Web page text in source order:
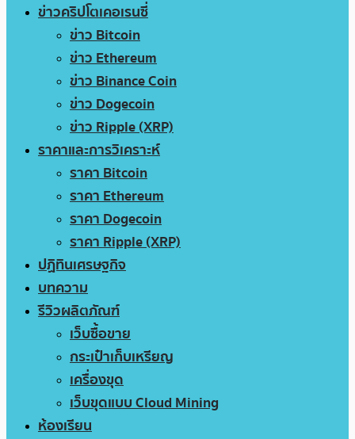
ข่าวคริปโตเคอเรนซี่
ข่าว Bitcoin
ข่าว Ethereum
ข่าว Binance Coin
ข่าว Dogecoin
ข่าว Ripple (XRP)
ราคาและการวิเคราะห์
ราคา Bitcoin
ราคา Ethereum
ราคา Dogecoin
ราคา Ripple (XRP)
ปฏิทินเศรษฐกิจ
บทความ
รีวิวผลิตภัณฑ์
เว็บซื้อขาย
กระเป๋าเก็บเหรียญ
เครื่องขุด
เว็บขุดแบบ Cloud Mining
ห้องเรียน